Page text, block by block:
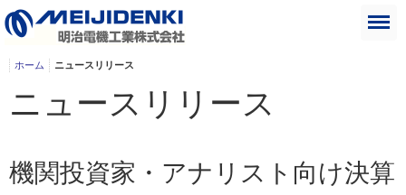
ホーム ニュースリリース
ニュースリリース
機関投資家・アナリスト向け決算